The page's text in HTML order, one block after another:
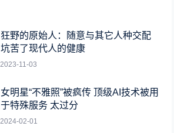
狂野的原始人：随意与其它人种交配
坑苦了现代人的健康
2023-11-03
女明星“不雅照”被疯传 顶级AI技术被用
于特殊服务 太过分
2024-02-01